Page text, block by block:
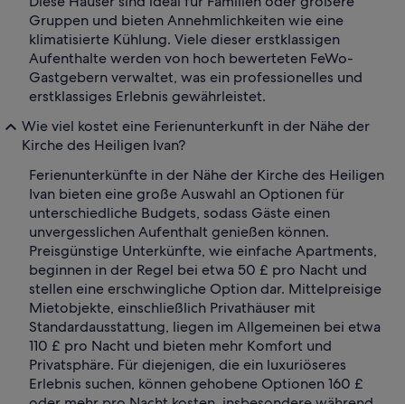
Gruppen und bieten Annehmlichkeiten wie eine
klimatisierte Kühlung. Viele dieser erstklassigen
Aufenthalte werden von hoch bewerteten FeWo-
Gastgebern verwaltet, was ein professionelles und
erstklassiges Erlebnis gewährleistet.
Wie viel kostet eine Ferienunterkunft in der Nähe der
Kirche des Heiligen Ivan?
Ferienunterkünfte in der Nähe der Kirche des Heiligen
Ivan bieten eine große Auswahl an Optionen für
unterschiedliche Budgets, sodass Gäste einen
unvergesslichen Aufenthalt genießen können.
Preisgünstige Unterkünfte, wie einfache Apartments,
beginnen in der Regel bei etwa 50 £ pro Nacht und
stellen eine erschwingliche Option dar. Mittelpreisige
Mietobjekte, einschließlich Privathäuser mit
Standardausstattung, liegen im Allgemeinen bei etwa
110 £ pro Nacht und bieten mehr Komfort und
Privatsphäre. Für diejenigen, die ein luxuriöseres
Erlebnis suchen, können gehobene Optionen 160 £